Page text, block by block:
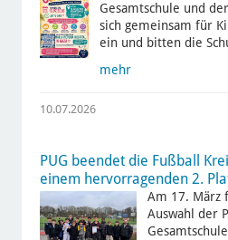
Gesamtschule und
sich gemeinsam für
ein und bitten die
mehr
10.07.2026
PUG beendet die Fußball
einem hervorragenden 2.
Am 17. März
Auswahl der